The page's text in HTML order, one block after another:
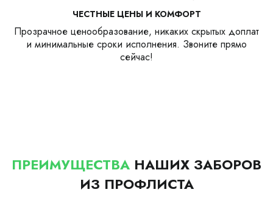
ЧЕСТНЫЕ ЦЕНЫ И КОМФОРТ
Прозрачное ценообразование, никаких скрытых доплат
и минимальные сроки исполнения. Звоните прямо
сейчас!
ПРЕИМУЩЕСТВА НАШИХ ЗАБОРОВ
ИЗ ПРОФЛИСТА